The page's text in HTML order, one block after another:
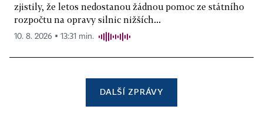
zjistily, že letos nedostanou žádnou pomoc ze státního
rozpočtu na opravy silnic nižších...
10. 8. 2026 ▪ 13:31 min.
DALŠÍ ZPRÁVY